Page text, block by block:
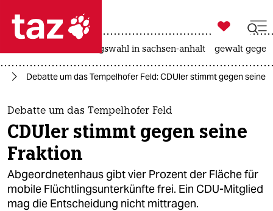
 taz zahl ich
taz zahl ich
themen
politik
öko
gesellschaft

taz zahl ich
landtagswahl in sachsen-anhalt gewalt
Debatte um das Tempelhofer Feld: CDUler stimmt gegen seine
Debatte um das Tempelhofer Feld
CDUler stimmt gegen seine
Fraktion
Abgeordnetenhaus gibt vier Prozent der Fläche für
mobile Flüchtlingsunterkünfte frei. Ein CDU-Mitglied
mag die Entscheidung nicht mittragen.